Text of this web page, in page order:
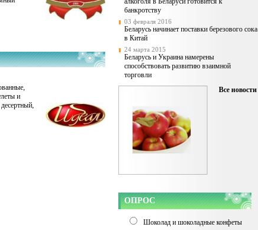
,
и
,
банкротству
03 февраля 2016
Беларусь начинает поставки березового сока
в Китай
24 марта 2015
Беларусь и Украина намерены
способствовать развитию взаимной
торговли
Все новости
ОПРОС
Шоколад и шоколадные конфеты